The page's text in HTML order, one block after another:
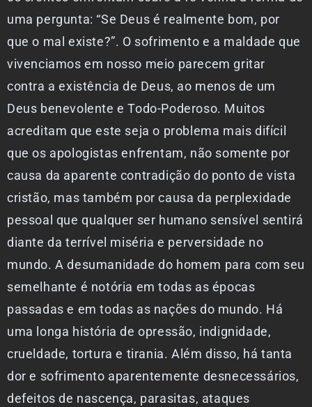
uma pergunta: “Se Deus é realmente bom, por
que o mal existe?”. O sofrimento e a maldade que
vivenciamos em nosso meio parecem gritar
contra a existência de Deus, ao menos de um
Deus benevolente e Todo-Poderoso. Muitos
acreditam que este seja o problema mais difícil
que os apologistas enfrentam, não somente por
causa da aparente contradição do ponto de vista
cristão, mas também por causa da perplexidade
pessoal que qualquer ser humano sensível sentirá
diante da terrível miséria e perversidade no
mundo. A desumanidade do homem para com seu
semelhante é notória em todas as épocas
passadas e em todas as nações do mundo. Há
uma longa história de opressão, indignidade,
crueldade, tortura e tirania. Além disso, há tanta
dor e sofrimento aparentemente desnecessários,
defeitos de nascença, parasitas, ataques